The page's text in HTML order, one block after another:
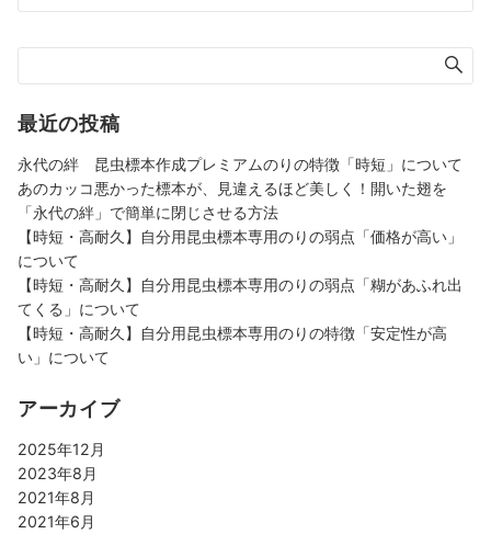
シ
ョ
最近の投稿
永代の絆 昆虫標本作成プレミアムのりの特徴「時短」について
あのカッコ悪かった標本が、見違えるほど美しく！開いた翅を
「永代の絆」で簡単に閉じさせる方法
【時短・高耐久】自分用昆虫標本専用のりの弱点「価格が高い」
について
【時短・高耐久】自分用昆虫標本専用のりの弱点「糊があふれ出
てくる」について
【時短・高耐久】自分用昆虫標本専用のりの特徴「安定性が高
い」について
アーカイブ
2025年12月
2023年8月
2021年8月
2021年6月